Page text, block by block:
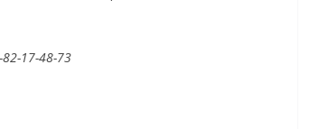
17-48-73